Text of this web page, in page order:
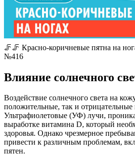
🦵🦵 Красно-коричневые пятна на
№416
Влияние солнечного
Воздействие солнечного света на
положительные, так и отрицательные
Ультрафиолетовые (УФ) лучи,
выработке витамина D, который
здоровья. Однако чрезмерное
привести к различным проблемам,
пятен.